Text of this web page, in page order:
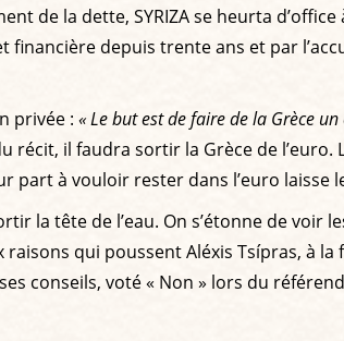
de la dette, SYRIZA se heurta
depuis trente ans et par
privée : « Le but est de faire de la Grèce
récit, il faudra sortir la Grèce de l’euro.
part à vouloir rester dans l’euro laisse
la tête de l’eau. On s’étonne de voir
qui poussent Aléxis Tsípras, à
conseils, voté « Non » lors du